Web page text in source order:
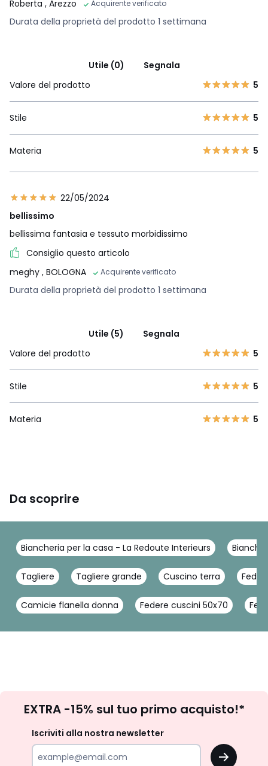
Roberta , Arezzo Acquirente verificato
Durata della proprietà del prodotto 1 settimana
Utile (0)
Segnala
Valore del prodotto
5
Stile 5
Materia 5
22/05/2024
bellissimo
bellissima fantasia e tessuto morbidissimo
Consiglio questo articolo
meghy , BOLOGNA Acquirente verificato
Durata della proprietà del prodotto 1 settimana
Utile (5)
Segnala
Valore del prodotto
5
Stile 5
Materia 5
Da scoprire
Biancheria per la casa - La Redoute Interieurs
Tagliere Tagliere grande Cuscino terra
Camicie flanella donna Federe cuscini 50x70
newsletter
EXTRA -15% sul tuo primo acquisto!*
Iscriviti alla nostra newsletter
OK